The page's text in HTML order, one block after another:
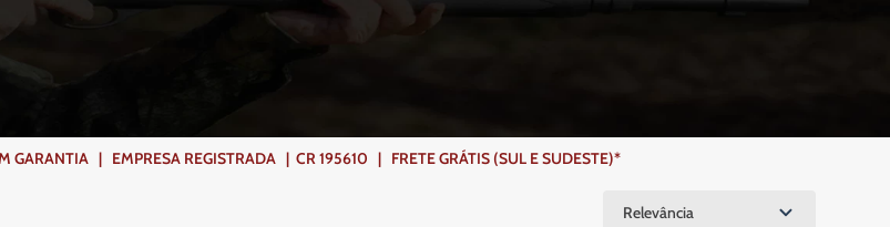
| EMPRESA REGISTRADA | CR 195610 | FRETE GRÁTIS (SUL E SUDESTE)*
Relevância